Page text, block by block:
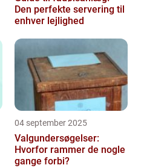
Den perfekte servering til
enhver lejlighed
04 september 2025
Valgundersøgelser:
Hvorfor rammer de nogle
gange forbi?